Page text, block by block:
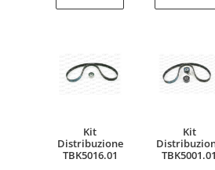
Kit
Distribuzione
TBK5016.01
Kit